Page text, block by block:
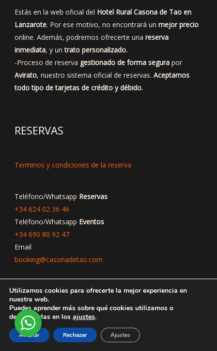
Estás en la web oficial del Hotel Rural Casona de Tao en
Lanzarote. Por ese motivo, no encontrará un mejor precio
online. Además, podremos ofrecerte una reserva
inmediata, y untrato personalizado.
-Proceso de reserva gestionado de forma segura por
Avirato, nuestro sistema oficial de reservas. Aceptamos
todo tipo de tarjetas de crédito y débido.
RESERVAS
Terminos y condiciones de la reserva
Teléfono/Whatsapp Reservas
+34 624 02 36 46
Teléfono/Whatsapp Eventos
+34 690 80 92 47
Email
booking@casonadetao.com
TEXTOS LEGALES
Utilizamos cookies para ofrecerte la mejor experiencia en
nuestra web.
Puedes aprender más sobre qué cookies utilizamos o
desactivarlas en los ajustes.
Aceptar Rechazar Ajustes